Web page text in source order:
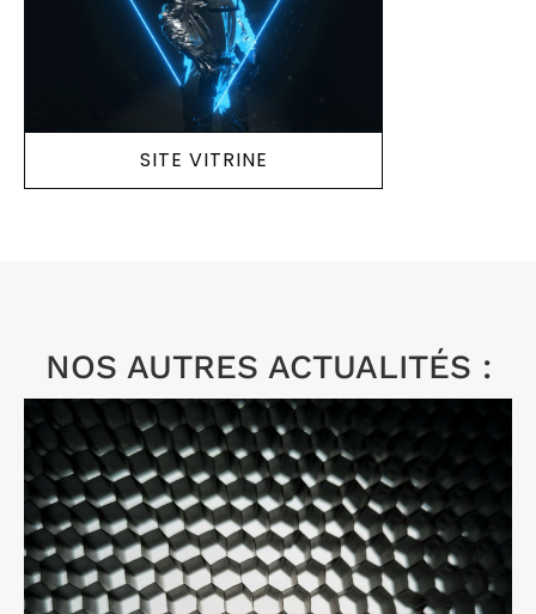
SITE VITRINE
NOS AUTRES ACTUALITÉS :